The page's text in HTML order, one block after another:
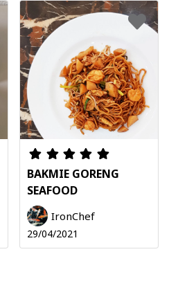
BAKMIE GORENG
SEAFOOD
IronChef
29/04/2021